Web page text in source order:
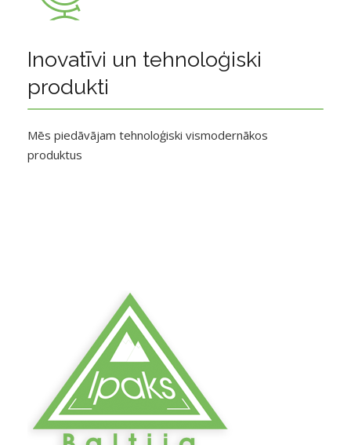
Inovatīvi un tehnoloģiski
produkti
Mēs piedāvājam tehnoloģiski vismodernākos
produktus